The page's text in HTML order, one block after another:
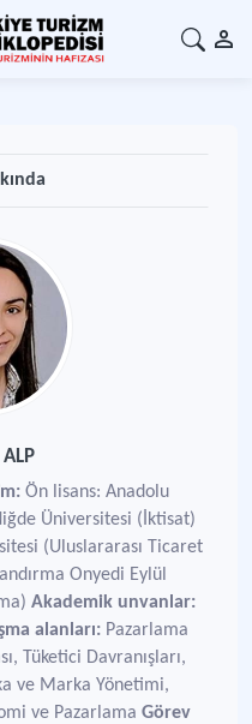
Ön lisans: Anadolu
Üniversitesi (İktisat)
(Uluslararası Ticaret
Onyedi Eylül
Akademik unvanlar:
alanları: Pazarlama
Tüketici Davranışları,
ve Marka Yönetimi,
ve Pazarlama Görev